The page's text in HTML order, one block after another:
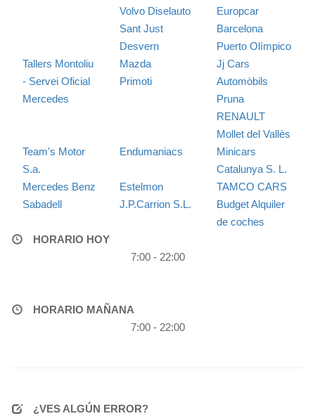
Volvo Diselauto
Sant Just
Desvern
Europcar
Barcelona
Puerto Olímpico
Tallers Montoliu
- Servei Oficial
Mercedes
Mazda
Jj Cars
Primoti
Automòbils
Pruna
RENAULT
Mollet del Vallès
Team's Motor
S.a.
Endumaniacs
Minicars
Catalunya S. L.
Mercedes Benz
Sabadell
Estelmon
TAMCO CARS
J.P.Carrion S.L.
Budget Alquiler
de coches
HORARIO HOY
7:00 - 22:00
HORARIO MAÑANA
7:00 - 22:00
¿VES ALGÚN ERROR?